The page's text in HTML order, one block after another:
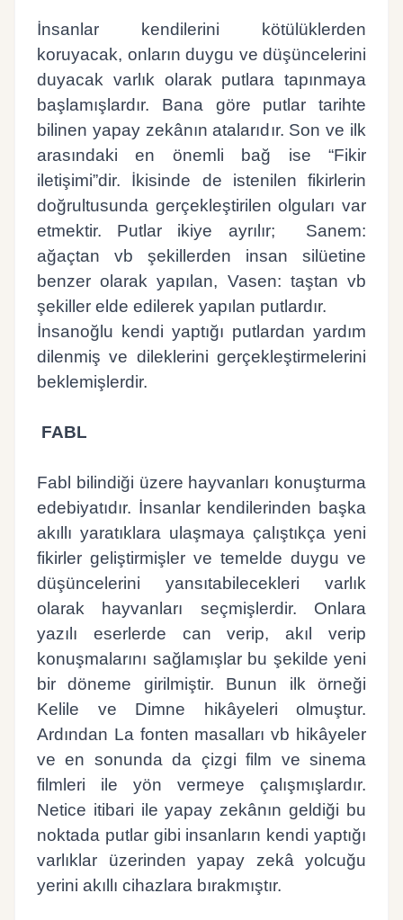
İnsanlar kendilerini kötülüklerden
koruyacak, onların duygu ve düşüncelerini
duyacak varlık olarak putlara tapınmaya
başlamışlardır. Bana göre putlar tarihte
bilinen yapay zekânın atalarıdır. Son ve ilk
arasındaki en önemli bağ ise “Fikir
iletişimi”dir. İkisinde de istenilen fikirlerin
doğrultusunda gerçekleştirilen olguları var
etmektir. Putlar ikiye ayrılır;
Sanem:
ağaçtan vb şekillerden insan silüetine
benzer olarak yapılan, Vasen: taştan vb
şekiller elde edilerek yapılan putlardır.
İnsanoğlu kendi yaptığı putlardan yardım
dilenmiş ve dileklerini gerçekleştirmelerini
beklemişlerdir.
FABL
Fabl bilindiği üzere hayvanları konuşturma
edebiyatıdır. İnsanlar kendilerinden başka
akıllı yaratıklara ulaşmaya çalıştıkça yeni
fikirler geliştirmişler ve temelde duygu ve
düşüncelerini yansıtabilecekleri varlık
olarak hayvanları seçmişlerdir. Onlara
yazılı eserlerde can verip, akıl verip
konuşmalarını sağlamışlar bu şekilde yeni
bir döneme girilmiştir. Bunun ilk örneği
Kelile ve Dimne hikâyeleri olmuştur.
Ardından La fonten masalları vb hikâyeler
ve en sonunda da çizgi film ve sinema
filmleri ile yön vermeye çalışmışlardır.
Netice itibari ile yapay zekânın geldiği bu
noktada putlar gibi insanların kendi yaptığı
varlıklar üzerinden yapay zekâ yolcuğu
yerini akıllı cihazlara bırakmıştır.